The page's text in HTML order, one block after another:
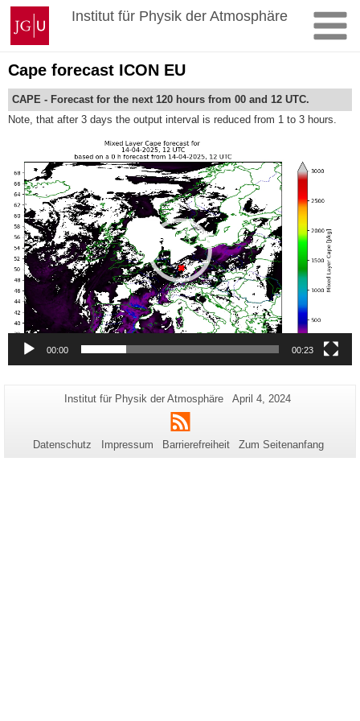
Zum
Inhalt
springen
Johannes
Gutenberg-
Universität
Mainz
Institut für Physik der Atmosphäre
Cape forecast ICON EU
CAPE - Forecast for the next 120 hours from 00 and 12 UTC.
Note, that after 3 days the output interval is reduced from 1 to 3 hours.
00:00 00:23
Zusätzliche
Informationen
zu
dieser
Seiten-
Institut für Physik der Atmosphäre
Letzte
April 4, 2024
RSS
Datenschutz Impressum Barrierefreiheit Zum Seitenanfang